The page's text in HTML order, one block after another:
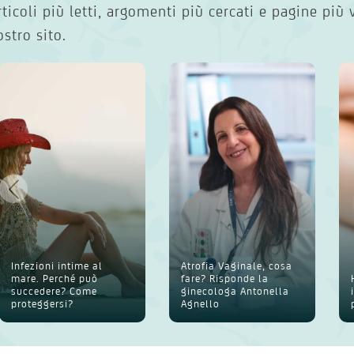
più letti, argomenti più cercati e pagine più
sito.
Infezioni intime al
mare. Perché può
succedere? Come
proteggersi?
Atrofia Vaginale, cosa
fare? Risponde la
ginecologa Antonella
Agnello